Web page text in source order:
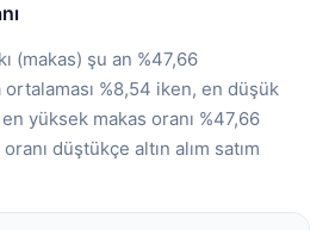
(makas) şu an %47,66
%8,54 iken, en düşük
yüksek makas oranı %47,66
düştükçe altın alım satım